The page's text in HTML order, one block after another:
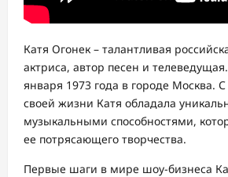
Катя Огонек – талантливая
актриса, автор песен и
января 1973 года в городе Москва.
своей жизни Катя обладала
музыкальными способностями,
ее потрясающего творчества.
Первые шаги в мире шоу-бизнеса